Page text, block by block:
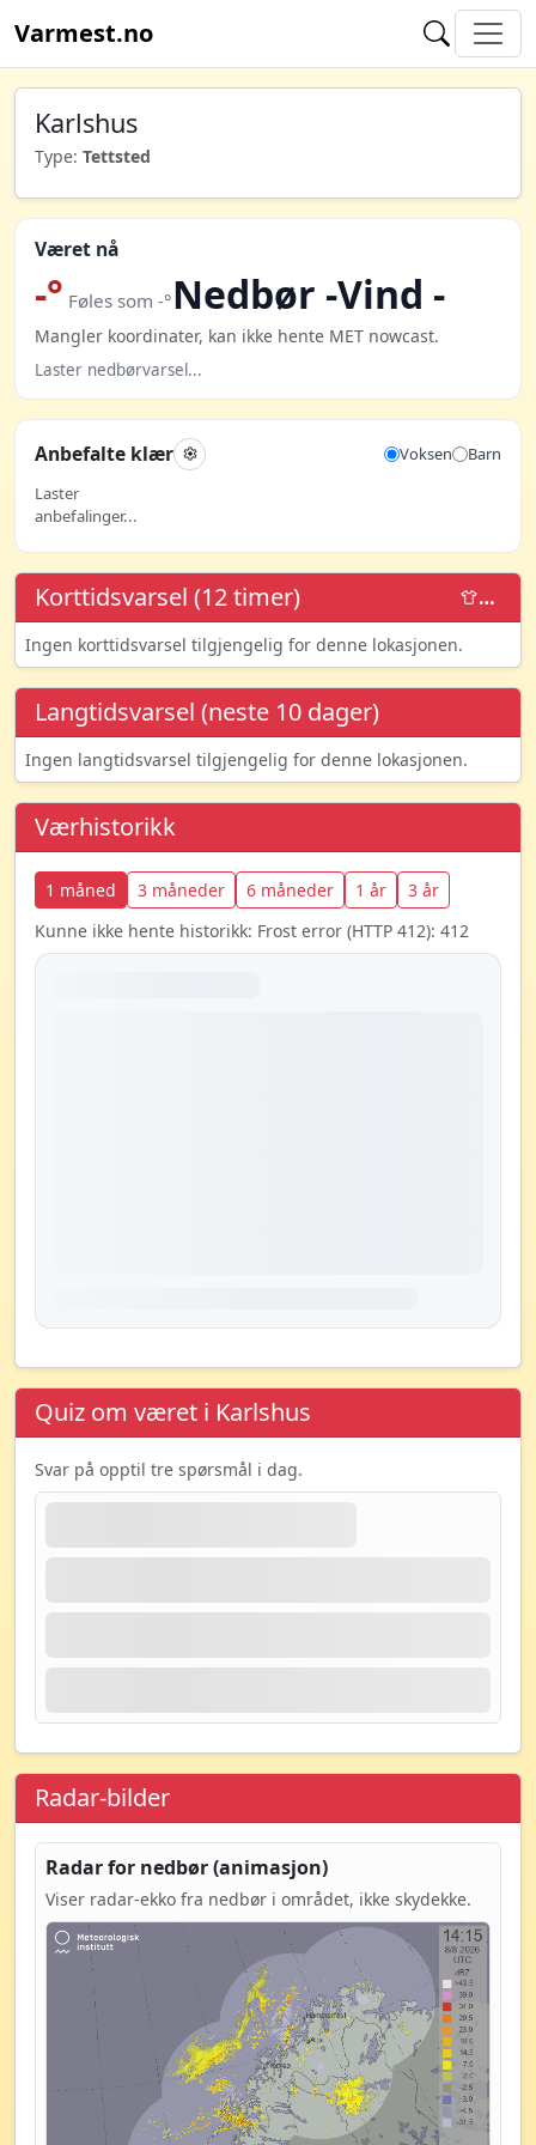
Varmest.no
Karlshus
Type: Tettsted
Været nå
-° Føles som -°Nedbør -Vind -
Mangler koordinater, kan ikke hente MET nowcast.
Laster nedbørvarsel...
Anbefalte klær Voksen
Barn
Laster
anbefalinger...
Korttidsvarsel (12 timer) …
Ingen korttidsvarsel tilgjengelig for denne lokasjonen.
Langtidsvarsel (neste 10 dager)
Ingen langtidsvarsel tilgjengelig for denne lokasjonen.
Værhistorikk
1 måned 3 måneder 6 måneder 1 år
3 år
Kunne ikke hente historikk: Frost error (HTTP 412): 412
Quiz om været i Karlshus
Svar på opptil tre spørsmål i dag.
Radar-bilder
Radar for nedbør (animasjon)
Viser radar-ekko fra nedbør i området, ikke skydekke.